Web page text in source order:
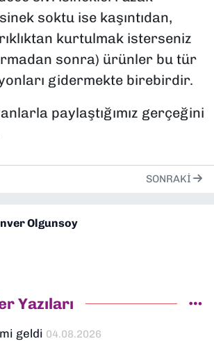
soktu ise kaşıntıdan,
kurtulmak isterseniz
sonra) ürünler bu tür
gidermekte birebirdir.
paylaştığımız gerçeğini
SONRAKI
Olgunsoy
Yazıları
geldi 04.08.2026